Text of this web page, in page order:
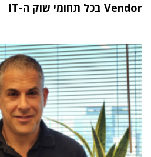
Vendor בכל תחומי שוק ה-IT